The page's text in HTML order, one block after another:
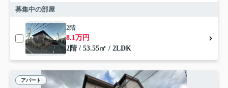
募集中の部屋
2階
8.1万円
2階 / 53.55㎡ / 2LDK
アパート